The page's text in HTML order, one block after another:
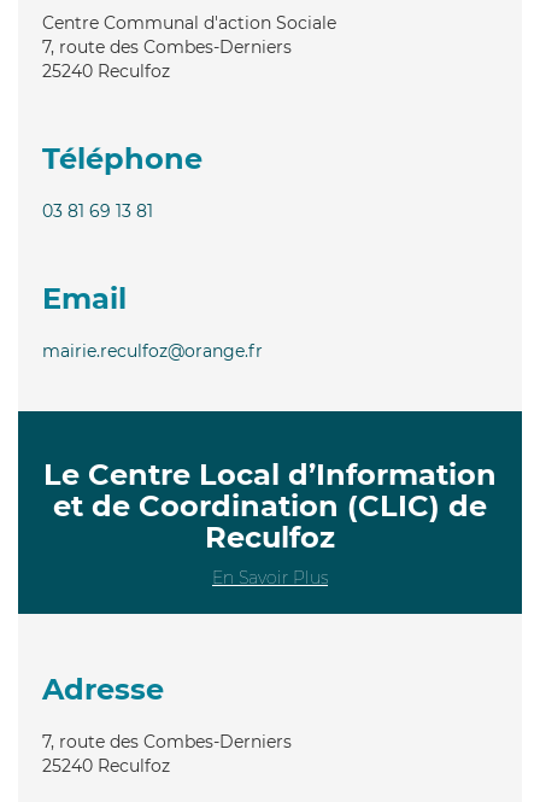
Centre Communal d'action Sociale
7, route des Combes-Derniers
25240 Reculfoz
Téléphone
03 81 69 13 81
Email
mairie.reculfoz@orange.fr
Le Centre Local d’Information
et de Coordination (CLIC) de
Reculfoz
En Savoir Plus
Adresse
7, route des Combes-Derniers
25240 Reculfoz